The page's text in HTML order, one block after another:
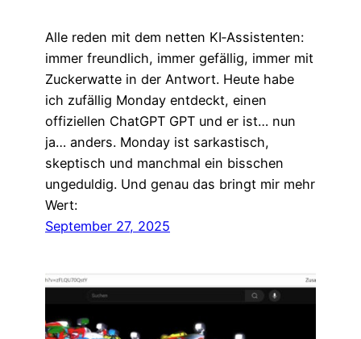
Alle reden mit dem netten KI‑Assistenten:
immer freundlich, immer gefällig, immer mit
Zuckerwatte in der Antwort. Heute habe
ich zufällig Monday entdeckt, einen
offiziellen ChatGPT GPT und er ist… nun
ja… anders. Monday ist sarkastisch,
skeptisch und manchmal ein bisschen
ungeduldig. Und genau das bringt mir mehr
Wert:
September 27, 2025